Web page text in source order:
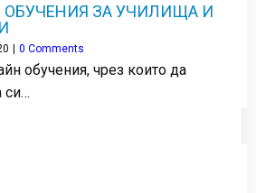
ЗА УЧИЛИЩА И
0 Comments
обучения, чрез които да
си…